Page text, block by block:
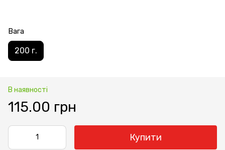
Вага
200 г.
В наявності
115.00 грн
Купити